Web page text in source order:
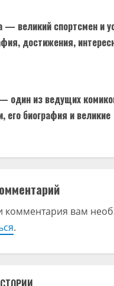
— великий спортсмен и
достижения,
один из ведущих
его биография и великие
комментария вам
.